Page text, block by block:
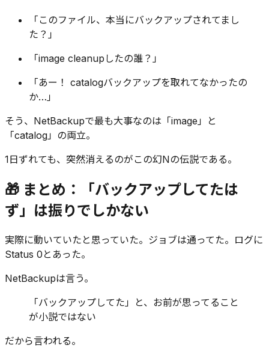
「このファイル、本当にバックアップされてまし
た？」
「image cleanupしたの誰？」
「あー！ catalogバックアップを取れてなかったの
か…」
そう、NetBackupで最も大事なのは「image」と
「catalog」の両立。
1日ずれても、突然消えるのがこの幻Nの伝説である。
🎁 まとめ：「バックアップしてたは
ず」は振りでしかない
実際に動いていたと思っていた。ジョブは通ってた。ログに
Status 0とあった。
NetBackupは言う。
「バックアップしてた」と、お前が思ってること
が小説ではない
だから言われる。